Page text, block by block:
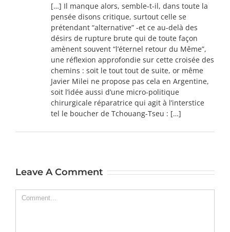
[…] Il manque alors, semble-t-il, dans toute la
pensée disons critique, surtout celle se
prétendant “alternative” -et ce au-delà des
désirs de rupture brute qui de toute façon
amènent souvent “l’éternel retour du Même”,
une réflexion approfondie sur cette croisée des
chemins : soit le tout tout de suite, or même
Javier Milei ne propose pas cela en Argentine,
soit l’idée aussi d’une micro-politique
chirurgicale réparatrice qui agit à l’interstice
tel le boucher de Tchouang-Tseu : […]
Leave A Comment
Comment